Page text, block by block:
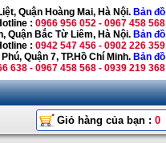
Quận Hoàng Mai, Hà Nội. Bản đồ
: 0966 956 052 - 0967 458 568
Quận Bắc Từ Liêm, Hà Nội. Bản đồ
: 0942 547 456 - 0902 226 359
Quận 7, TP.Hồ Chí Minh. Bản đồ
638 - 0967 458 568 - 0939 219 368
Giỏ hàng của bạn : 0